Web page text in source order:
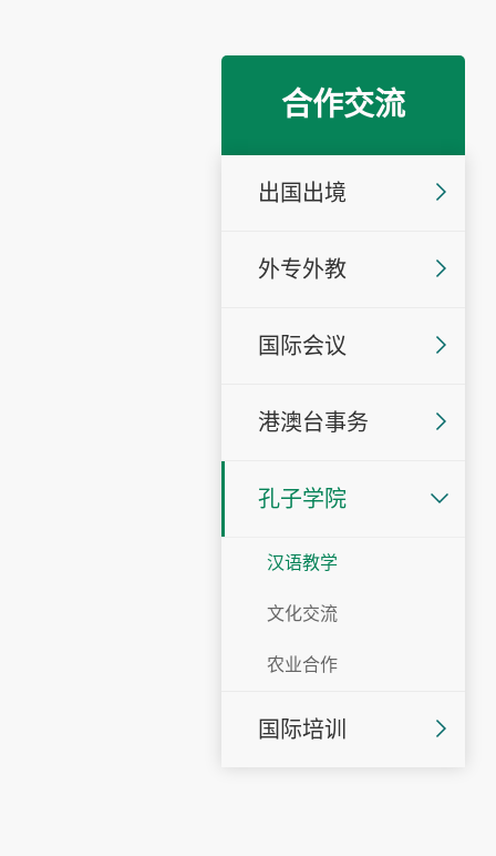
合作交流
出国出境
外专外教
国际会议
港澳台事务
孔子学院
汉语教学
文化交流
农业合作
国际培训